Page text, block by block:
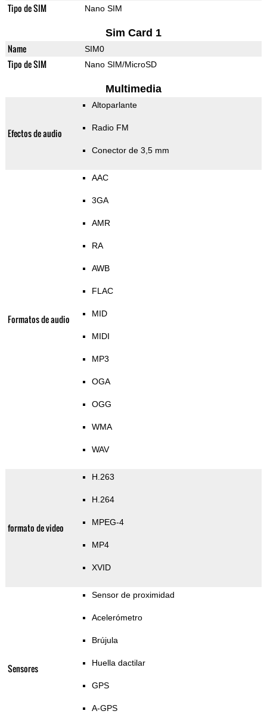
Tipo de SIM Nano SIM
Sim Card 1
Name SIM0
Tipo de SIM Nano SIM/MicroSD
Multimedia
Efectos de audio
Altoparlante
Radio FM
Conector de 3,5 mm
Formatos de audio
AAC
3GA
AMR
RA
AWB
FLAC
MID
MIDI
MP3
OGA
OGG
WMA
WAV
formato de video
H.263
H.264
MPEG-4
MP4
XVID
Sensores
Sensor de proximidad
Acelerómetro
Brújula
Huella dactilar
GPS
A-GPS